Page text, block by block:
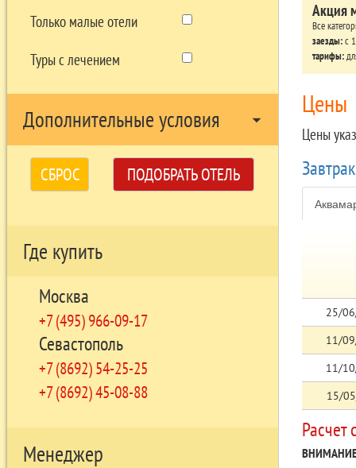
Только малые отели
Туры с лечением
Дополнительные условия arrow_drop_down
СБРОС ПОДОБРАТЬ ОТЕЛЬ
Где купить
Москва
+7 (495) 966-09-17
Севастополь
+7 (8692) 54-25-25
+7 (8692) 45-08-88
Менеджер
Акция
Все
заезды:c
тарифы:
Цены
Цены
25/
11/
11/
15/